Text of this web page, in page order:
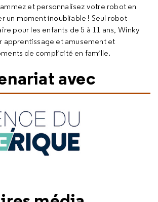
et personnalisez votre robot en
un moment inoubliable ! Seul robot
pour les enfants de 5 à 11 ans, Winky
apprentissage et amusement et
de complicité en famille.
avec